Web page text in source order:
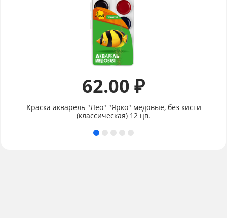
62.00 ₽
Краска акварель "Лео" "Ярко" медовые, без кисти
(классическая) 12 цв.